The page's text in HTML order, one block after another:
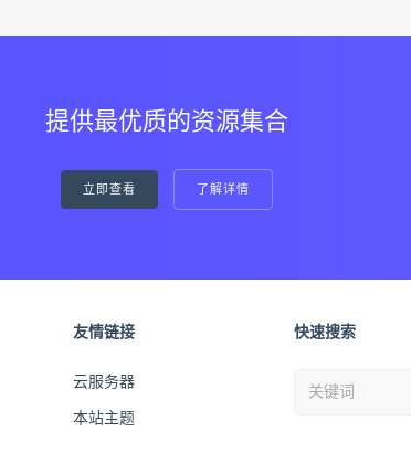
提供最优质的资源集合
立即查看 了解详情
友情链接
云服务器
本站主题
快速搜索